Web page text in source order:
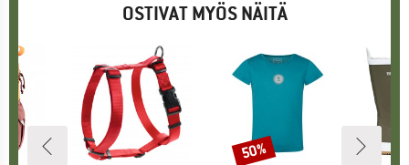
OSTIVAT MYÖS NÄITÄ
Alennus
50%